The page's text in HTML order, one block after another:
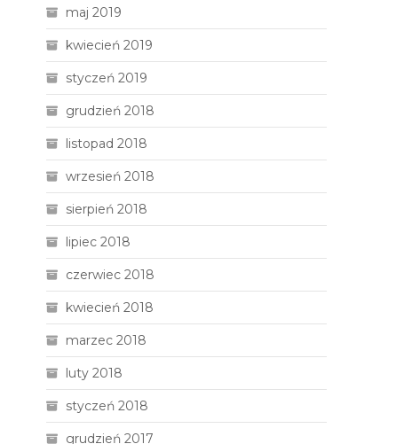
maj 2019
kwiecień 2019
styczeń 2019
grudzień 2018
listopad 2018
wrzesień 2018
sierpień 2018
lipiec 2018
czerwiec 2018
kwiecień 2018
marzec 2018
luty 2018
styczeń 2018
grudzień 2017